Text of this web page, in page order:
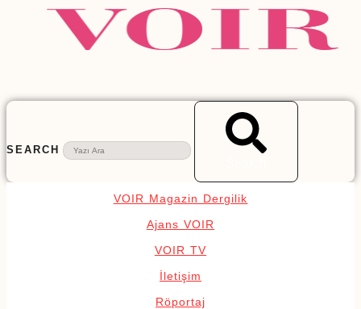
SEARCH
VOIR Magazin Dergilik
Ajans VOIR
VOIR TV
İletişim
Röportaj